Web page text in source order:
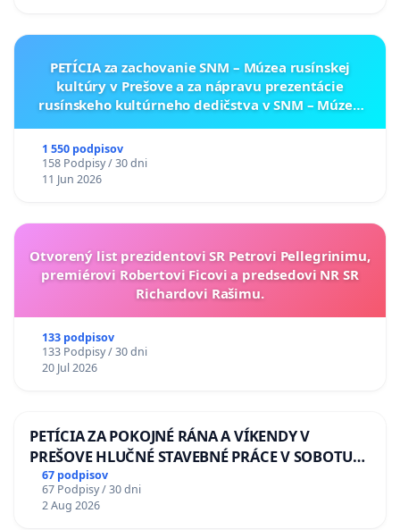
PETÍCIA za zachovanie SNM – Múzea rusínskej
kultúry v Prešove a za nápravu prezentácie
rusínskeho kultúrneho dedičstva v SNM – Múzeu
1 550 podpisov
158 Podpisy / 30 dni
11 Jun 2026
Otvorený list prezidentovi SR Petrovi Pellegrinimu,
premiérovi Robertovi Ficovi a predsedovi NR SR
Richardovi Rašimu.
133 podpisov
133 Podpisy / 30 dni
20 Jul 2026
PETÍCIA ZA POKOJNÉ RÁNA A VÍKENDY V
PREŠOVE HLUČNÉ STAVEBNÉ PRÁCE V SOBOTU
LEN OD 9.00 DO 13.00 HOD., CEZ PRACOVNÝ
TÝŽDEŇ CIEĽ 8.00 – 18.00 HOD. A PRAVIDELNÁ
KONTROLA STAVBY C-AREA NA
67 podpisov
67 Podpisy / 30 dni
2 Aug 2026